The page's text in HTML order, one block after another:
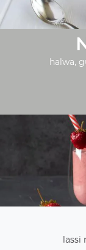
halwa,
lassi